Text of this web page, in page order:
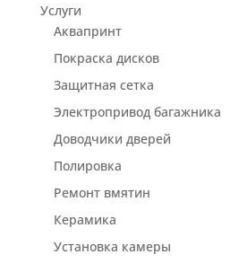
Услуги
Аквапринт
Покраска дисков
Защитная сетка
Электропривод багажника
Доводчики дверей
Полировка
Ремонт вмятин
Керамика
Установка камеры